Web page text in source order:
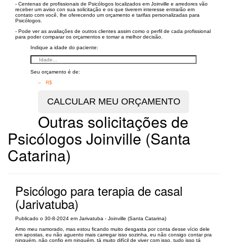
- Centenas de profissionais de Psicólogos localizados em Joinville e arredores vão
receber um aviso con sua solicitação e os que tiverem interesse entrarão em
contato com você, lhe oferecendo um orçamento e tarifas personalizadas para
Psicólogos.
- Pode ver as avaliações de outros clientes assim como o perfil de cada profissional
para poder comparar os orçamentos e tomar a melhor decisão.
Indique a idade do paciente:
Seu orçamento é de:
– R$
Outras solicitações de
Psicólogos Joinville (Santa
Catarina)
Psicólogo para terapia de casal
(Jarivatuba)
Publicado o 30-8-2024 em Jarivatuba - Joinville (Santa Catarina)
Amo meu namorado, mas estou ficando muito desgasta por conta desse vício dele
em apostas, eu não aguento mais carregar isso sozinha, eu não consigo contar pra
ninguém, não confio em ninguém, tá muito difícil de viver com isso, tudo isso tá